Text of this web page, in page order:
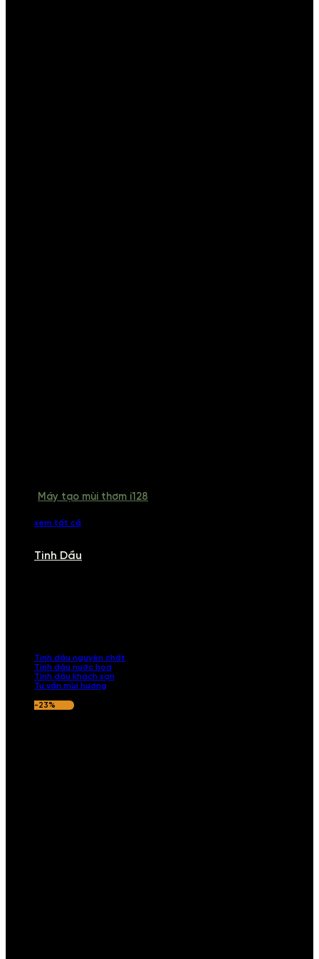
Máy tạo mùi thơm i128
xem tất cả
Tinh Dầu
Tinh dầu nguyên chất
Tinh dầu nước hoa
Tinh dầu khách sạn
Tư vấn mùi hương
-23%